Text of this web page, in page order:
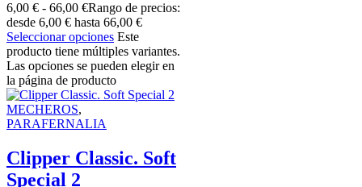
6,00 € - 66,00 €Rango de precios:
desde 6,00 € hasta 66,00 €
Seleccionar opciones Este
producto tiene múltiples variantes.
Las opciones se pueden elegir en
la página de producto
MECHEROS,
PARAFERNALIA
Clipper Classic. Soft
Special 2